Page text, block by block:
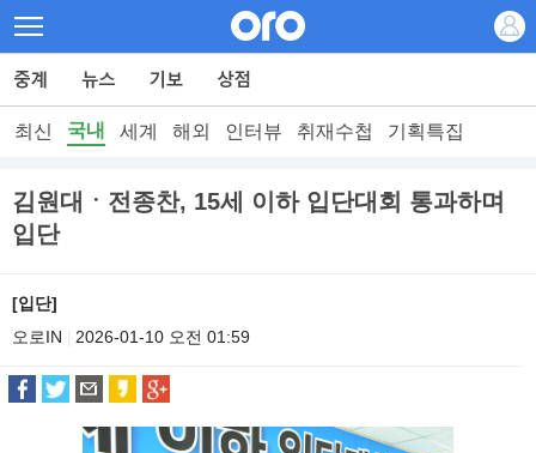
최신 국내 세계 해외 인터뷰 취재수첩 기획특집
김원대ㆍ전종찬, 15세 이하 입단대회 통과하며
입단
[입단]
오로IN
2026-01-10 오전 01:59